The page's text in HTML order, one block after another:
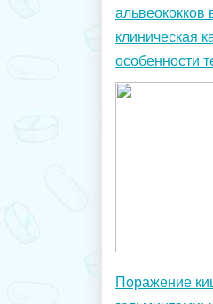
альвеококков
клиническая
особенности
Поражение